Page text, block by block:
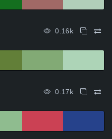
0.16k
0.17k